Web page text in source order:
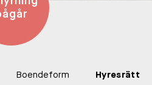
Boendeform Hyresrätt